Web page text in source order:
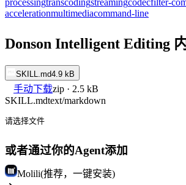
processingtranscodingstreamingcodecfilter-
accelerationmultimediacommand-line
Donson Intelligent Editing
SKILL.md4.9 kB
手动下载zip · 2.5 kB
SKILL.mdtext/markdown
请选择文件
或者通过你的Agent添加
Molili(推荐，一键安装)